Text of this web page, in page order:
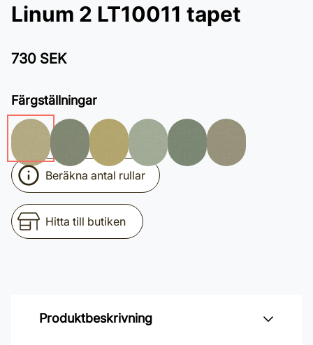
Linum 2 LT10011 tapet
730 SEK
Färgställningar
Beräkna antal rullar
Hitta till butiken
Produktbeskrivning